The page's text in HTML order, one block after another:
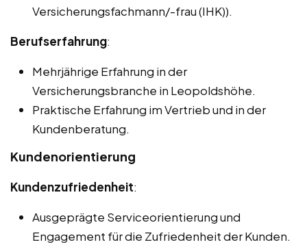
Versicherungsfachmann/-frau (IHK)).
Berufserfahrung:
Mehrjährige Erfahrung in der
Versicherungsbranche in Leopoldshöhe.
Praktische Erfahrung im Vertrieb und in der
Kundenberatung.
Kundenorientierung
Kundenzufriedenheit:
Ausgeprägte Serviceorientierung und
Engagement für die Zufriedenheit der Kunden.